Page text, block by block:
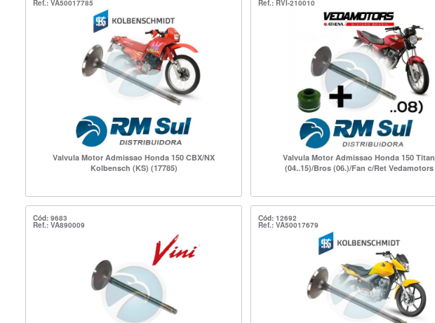
Ref.: VA50017785
Valvula Motor Admissao Honda 150 CBX/NX
Kolbensch (KS) (17785)
Ref.: RVI-210010
Valvula Motor Admissao Honda 150 Titan
(04..15)/Bros (06.)/Fan c/Ret Vedamotors
Cód: 9683
Ref.: VA890009
Cód: 12692
Ref.: VA50017679